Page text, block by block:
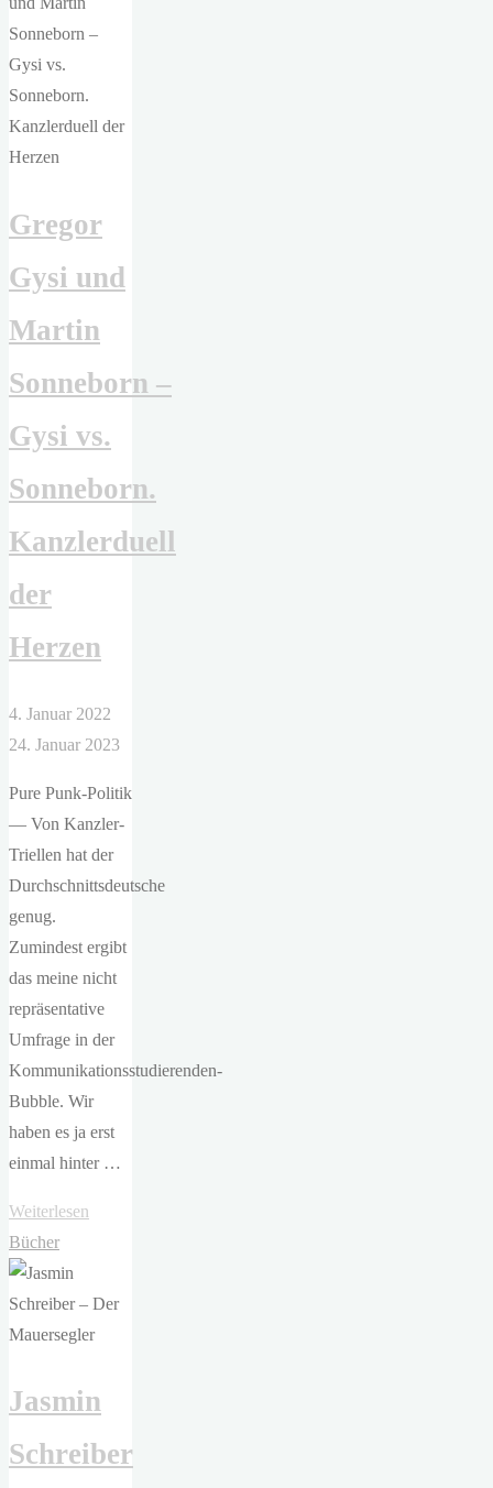
auch
seid"
Gregor
Gysi und
Martin
Sonneborn –
Gysi vs.
Sonneborn.
Kanzlerduell
der
Herzen
4. Januar 2022
24. Januar 2023
Pure Punk-Politik
— Von Kanzler-
Triellen hat der
Durchschnittsdeutsche
genug.
Zumindest ergibt
das meine nicht
repräsentative
Umfrage in der
Kommunikationsstudierenden-
Bubble. Wir
haben es ja erst
einmal hinter …
Weiterlesen
Martin
Sonneborn –
vs.
Kanzlerduell
Bücher
Jasmin
Schreiber